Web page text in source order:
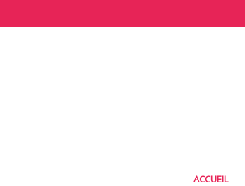
ACCUEIL